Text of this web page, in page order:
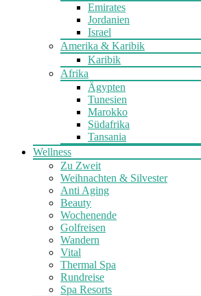
Emirates
Jordanien
Israel
Amerika & Karibik
Karibik
Afrika
Ägypten
Tunesien
Marokko
Südafrika
Tansania
Wellness
Zu Zweit
Weihnachten & Silvester
Anti Aging
Beauty
Wochenende
Golfreisen
Wandern
Vital
Thermal Spa
Rundreise
Spa Resorts